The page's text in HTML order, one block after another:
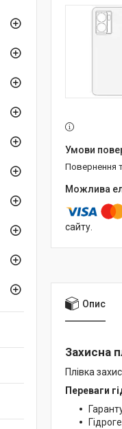
повернення
сайту.
Опис
Захисна
Плівка
Переваги